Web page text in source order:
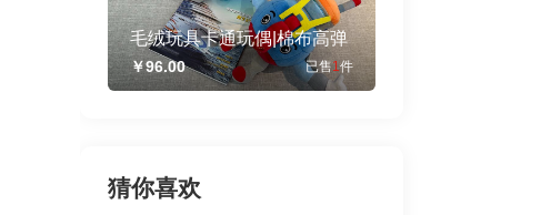
毛绒玩具卡通玩偶|棉布高弹
力pp棉|爆款丑萌创意可爱文
创可定制设计
￥96.00 已售1件
猜你喜欢